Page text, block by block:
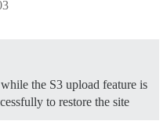
the S3 upload feature is
to restore the site